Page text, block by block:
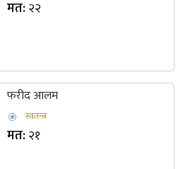
मत:२२
फरीद आलम
स्वतन्त्र
मत:२१